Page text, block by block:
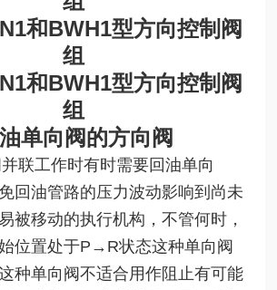
单向阀的方向阀
工作时有时需要回油单向
回油管路的压力波动影响到尚未
被移动的执行机构，不管何时，
位置处于P→R状态这种单向阀
种单向阀不适合用作阻止有可能